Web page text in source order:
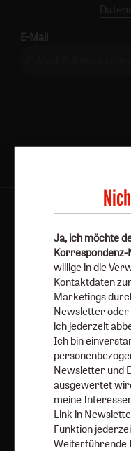
E-Mail
AGB und
Vertrag
Ja, ich möchte
willige in die
Kontaktdaten
Marketings
Newsletter oder
ich jederzeit
Ich bin
Newsletter und
ausgewertet
meine
Link in
Funktion
Weiterführende